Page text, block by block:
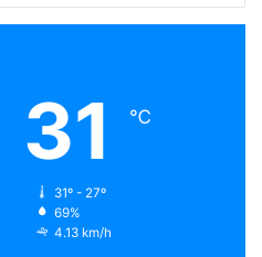
31 ℃
31º - 27º
69%
4.13 km/h